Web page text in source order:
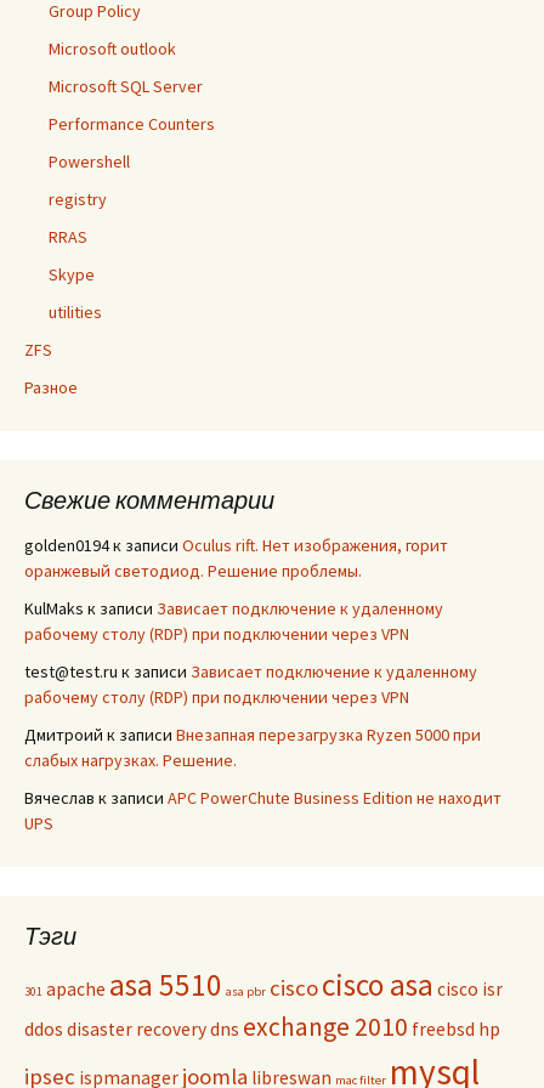
Group Policy
Microsoft outlook
Microsoft SQL Server
Performance Counters
Powershell
registry
RRAS
Skype
utilities
ZFS
Разное
Свежие комментарии
golden0194к записи Oculus rift. Нет изображения, горит
оранжевый светодиод. Решение проблемы.
KulMaks к записи Зависает подключение к удаленному
рабочему столу (RDP) при подключении через VPN
test@test.ru к записи Зависает подключение к удаленному
рабочему столу (RDP) при подключении через VPN
Дмитроий к записи Внезапная перезагрузка Ryzen 5000 при
слабых нагрузках. Решение.
Вячеслав к записи APC PowerChute Business Edition не находит
UPS
Тэги
301 apache asa 5510 asa pbr ciscocisco asa cisco isr
ddos disaster recoverydns exchange 2010 freebsd hp
ipsec ispmanager joomla libreswan mac filter mysql